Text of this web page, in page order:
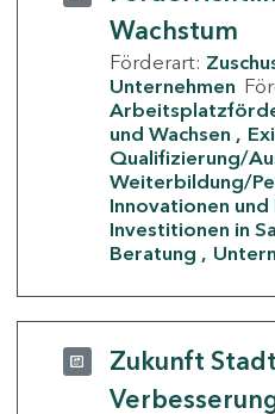
Wachstum
Förderart:
Unternehmen
und Wachsen
Qualifizierung/
Weiterbildung/
Innovationen
Investitionen in
Beratung
Zukunft